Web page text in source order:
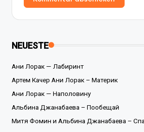
NEUESTE
Ани Лорак — Лабиринт
Артем Качер Ани Лорак – Материк
Ани Лорак — Наполовину
Альбина Джанабаева – Пообещай
Митя Фомин и Альбина Джанабаева –